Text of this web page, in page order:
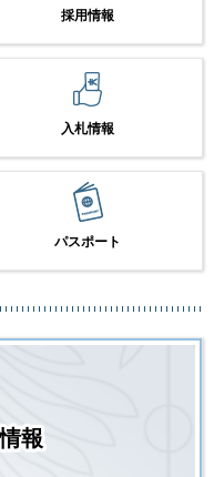
採用情報
入札情報
パスポート
報